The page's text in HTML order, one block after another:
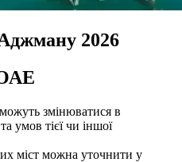
2026
змінюватися в
умов тієї чи іншої
міст можна уточнити у